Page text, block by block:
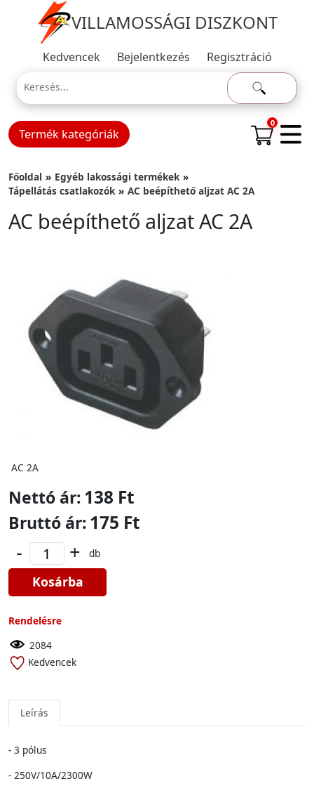
VILLAMOSSÁGI DISZKONT
Kedvencek Bejelentkezés Regisztráció
Termék kategóriák
0
Főoldal
Egyéb lakossági termékek
Tápellátás csatlakozók
AC beépíthető aljzat AC 2A
AC beépíthető aljzat AC 2A
AC 2A
Nettó ár:138 Ft
Bruttó ár:175 Ft
- + db
Kosárba
Rendelésre
2084
Kedvencek
Leírás
- 3 pólus
- 250V/10A/2300W